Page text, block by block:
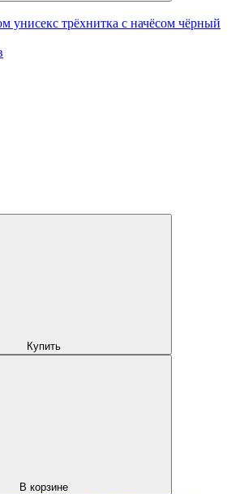
унисекс трёхнитка с начёсом чёрный
Купить
В корзине